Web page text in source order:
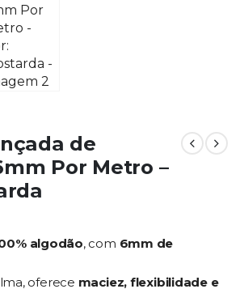
de
Por Metro –
algodão, com 6mm de
oferece maciez, flexibilidade e